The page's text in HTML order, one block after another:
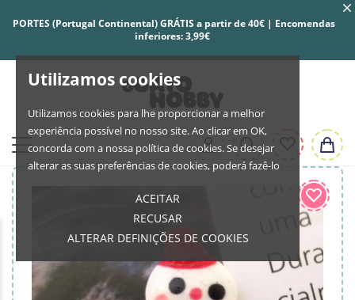
Utilizamos cookies
Utilizamos cookies para lhe proporcionar a melhor
experiência possível no nosso site. Ao clicar em OK,
concorda com a nossa política de cookies. Se desejar
alterar as suas preferências de cookies, poderá fazê-lo
ACEITAR
RECUSAR
ALTERAR DEFINIÇÕES DE COOKIES
PORTES (Portugal Continental) GRÁTIS a partir de 40€ | Encomendas
inferiores: 3,99€